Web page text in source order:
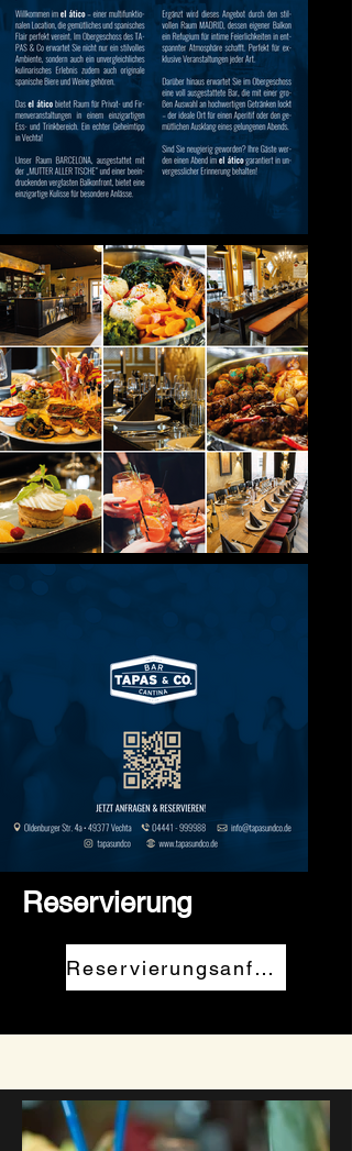
Reservierung
Reservierungsanfrage